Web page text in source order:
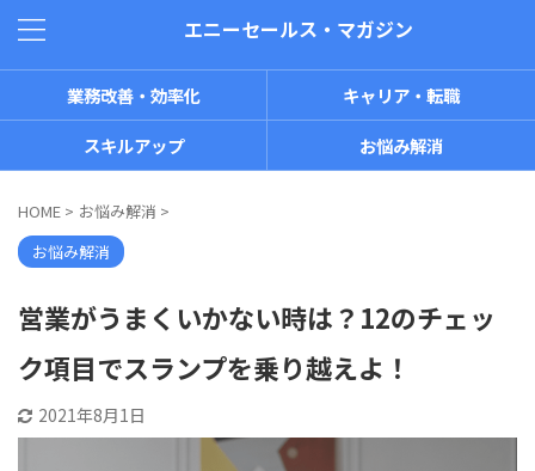
エニーセールス・マガジン
業務改善・効率化
キャリア・転職
スキルアップ
お悩み解消
HOME > お悩み解消 >
お悩み解消
営業がうまくいかない時は？12のチェッ
ク項目でスランプを乗り越えよ！
2021年8月1日